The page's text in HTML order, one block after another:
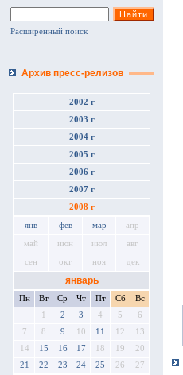
Расширенный поиск
Архив пресс-релизов
2002 г
2003 г
2004 г
2005 г
2006 г
2007 г
2008 г
янв фев мар апр
май июн июл авг
сен окт ноя дек
январь
Пн Вт Ср Чт Пт Сб
Вс
1
2 3 4 5
6
7
8 9 10 11 12
13
14
15 16 17 18 19
20
21
22 23 24 25 26 27